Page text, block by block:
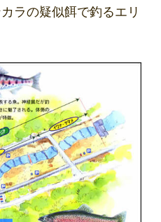
ラの疑似餌で釣るエリ